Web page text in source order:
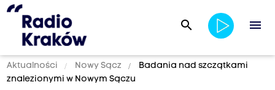
search menu
Aktualności Nowy Sącz
Badania nad szczątkami
znalezionymi w Nowym Sączu